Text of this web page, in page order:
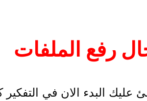
رفع الملفات
عليك البدء الان في